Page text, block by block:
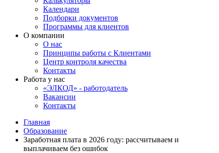
Календари
Подборки документов
Программы для клиентов
О компании
О нас
Принципы работы с Клиентами
Центр контроля качества
Контакты
Работа у нас
«ЭЛКОД» - работодатель
Вакансии
Контакты
Главная
Образование
Заработная плата в 2026 году: рассчитываем и
выплачиваем без ошибок